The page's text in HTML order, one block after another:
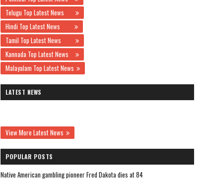
Telugu Top Latest News
Hindi Top Latest News
Tamil Top Latest News
Kannada Top Latest News
Malayalam Top Latest News
LATEST NEWS
View More Latest News
POPULAR POSTS
Native American gambling pioneer Fred Dakota dies at 84